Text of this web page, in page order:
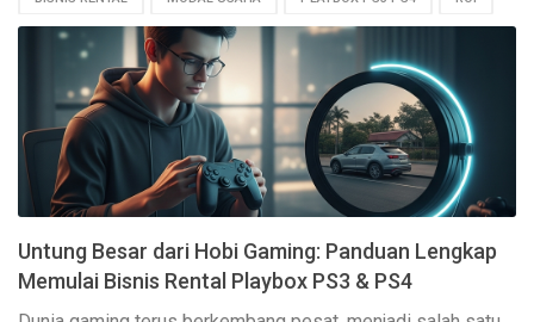
TIPS BISNIS
Untung Besar dari Hobi Gaming: Panduan Lengkap
Memulai Bisnis Rental Playbox PS3 & PS4